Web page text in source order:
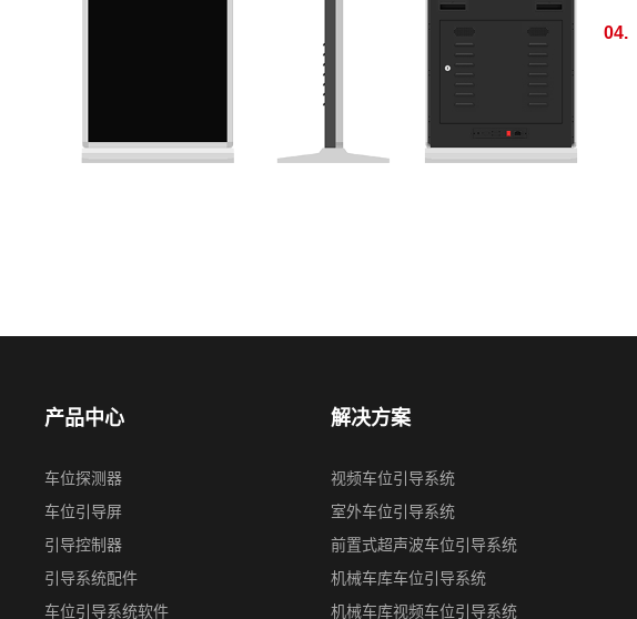
04.
产品中心
车位探测器
车位引导屏
引导控制器
引导系统配件
车位引导系统软件
解决方案
视频⻋位引导系统
室外车位引导系统
前置式超声波⻋位引导系统
机械车库车位引导系统
机械⻋库视频车位引导系统